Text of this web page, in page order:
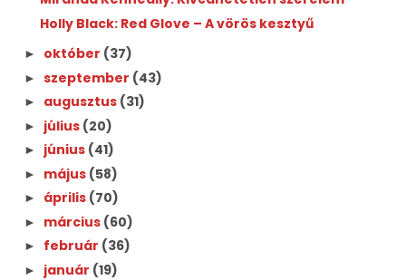
Holly Black: Red Glove – A vörös kesztyű
► október (37)
► szeptember (43)
► augusztus (31)
► július (20)
► június (41)
► május (58)
► április (70)
► március (60)
► február (36)
► január (19)